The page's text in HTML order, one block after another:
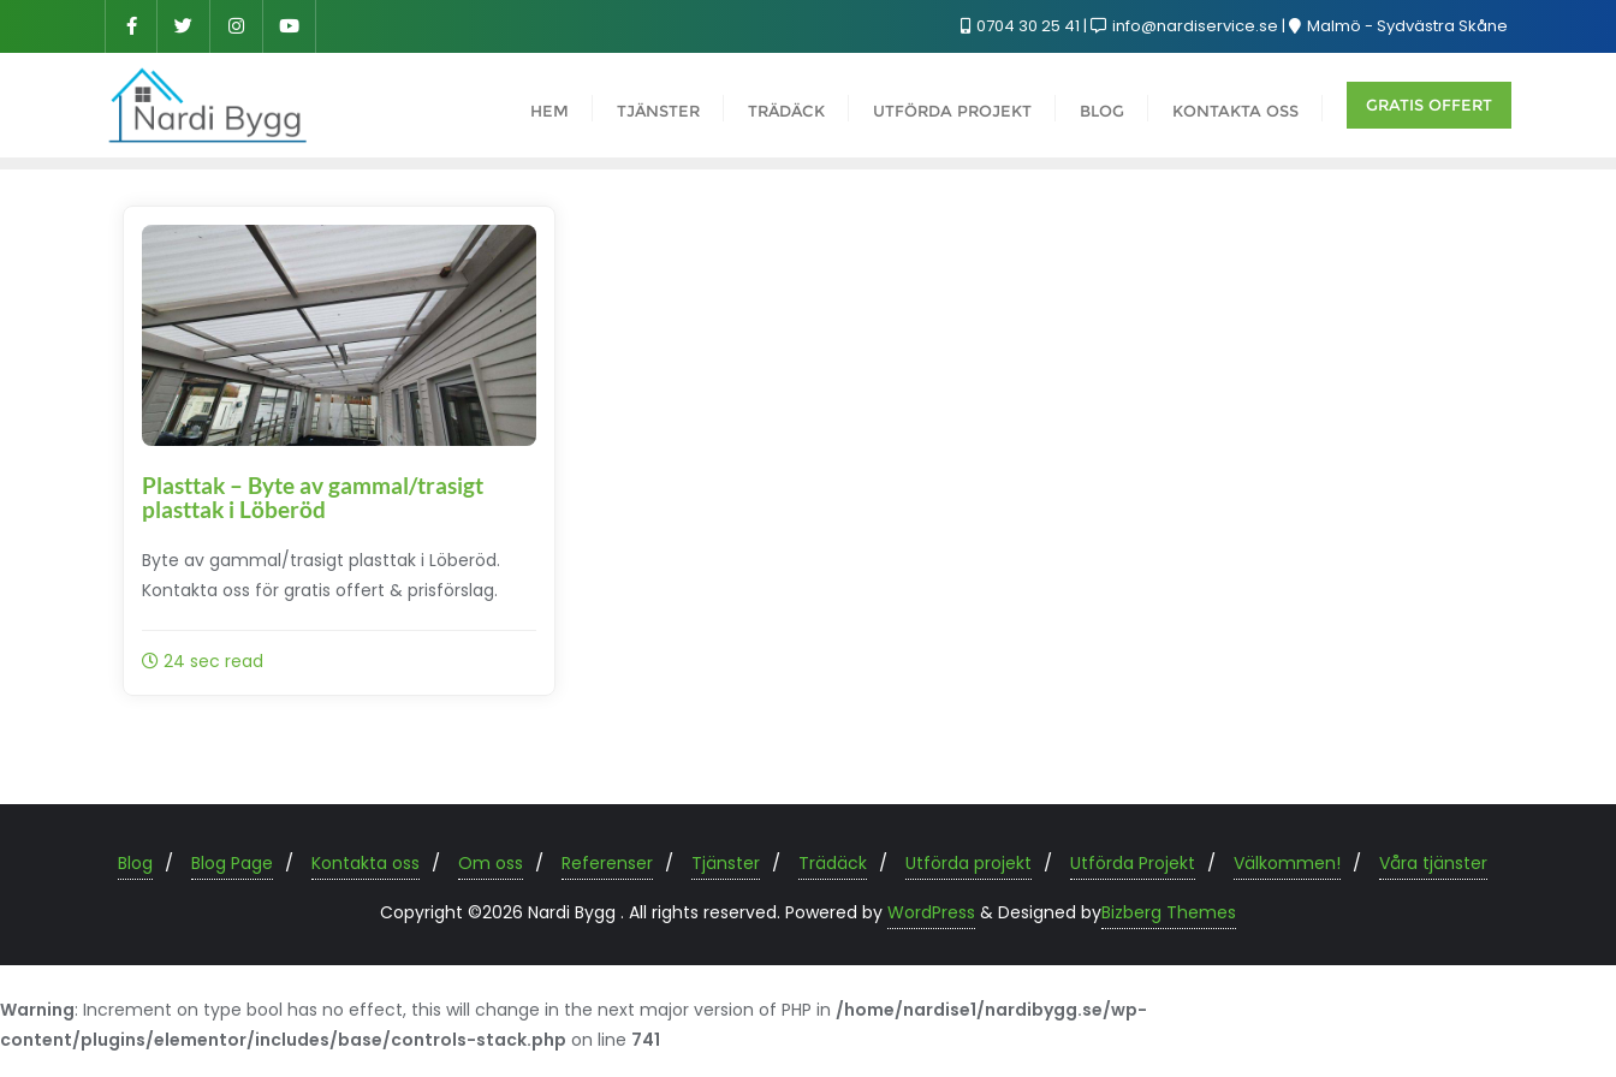
0704 30 25 41 info@nardiservice.se Malmö - Sydvästra Skåne
HEM TJÄNSTER TRÄDÄCK UTFÖRDA PROJEKT BLOG KONTAKTA OSS GRATIS OFFERT
Plasttak – Byte av gammal/trasigt
plasttak i Löberöd
Byte av gammal/trasigt plasttak i Löberöd.
Kontakta oss för gratis offert & prisförslag.
24 sec read
Blog Blog Page Kontakta oss Om oss Referenser Tjänster Trädäck Utförda projekt Utförda Projekt Välkommen! Våra tjänster
Copyright ©2026 Nardi Bygg . All rights reserved. Powered by WordPress & Designed byBizberg Themes
Warning: Increment on type bool has no effect, this will change in the next major version of PHP in /home/nardise1/nardibygg.se/wp-
content/plugins/elementor/includes/base/controls-stack.php on line 741